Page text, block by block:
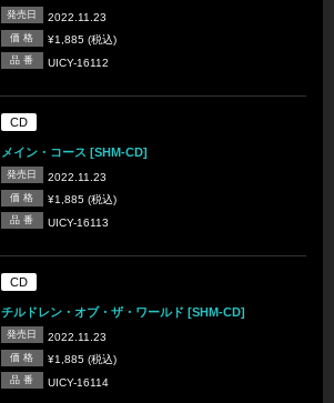
発売日 2022.11.23
価 格 ¥1,885 (税込)
品 番 UICY-16112
CD
メイン・コース [SHM-CD]
発売日 2022.11.23
価 格 ¥1,885 (税込)
品 番 UICY-16113
CD
チルドレン・オブ・ザ・ワールド [SHM-CD]
発売日 2022.11.23
価 格 ¥1,885 (税込)
品 番 UICY-16114